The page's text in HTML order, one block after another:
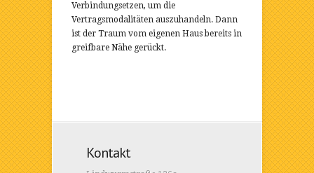
Verbindungsetzen, um die
Vertragsmodalitäten auszuhandeln. Dann
ist der Traum vom eigenen Haus bereits in
greifbare Nähe gerückt.
Kontakt